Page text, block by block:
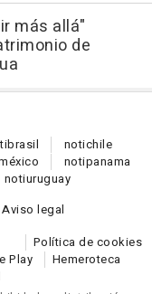
más allá"
de
brasil notichile
notipanama
notiuruguay
Aviso legal
Política de cookies
Play
Hemeroteca